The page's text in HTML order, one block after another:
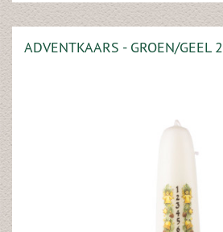
ADVENTKAARS - GROEN/GEEL